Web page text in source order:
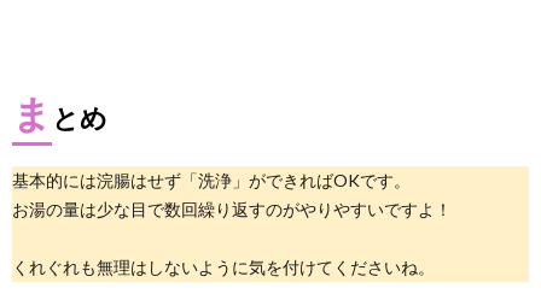
ま とめ
基本的には浣腸はせず「洗浄」ができればOKです。
お湯の量は少な目で数回繰り返すのがやりやすいですよ！
くれぐれも無理はしないように気を付けてくださいね。